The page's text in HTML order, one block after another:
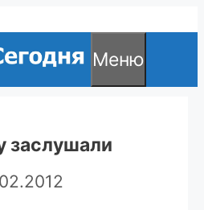
Меню
заслушали